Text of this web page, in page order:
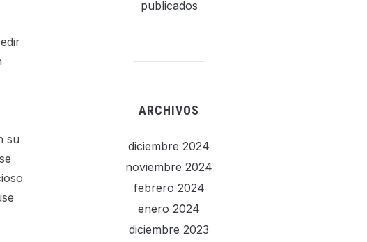
su
publicados
ARCHIVOS
diciembre 2024
noviembre 2024
febrero 2024
enero 2024
diciembre 2023